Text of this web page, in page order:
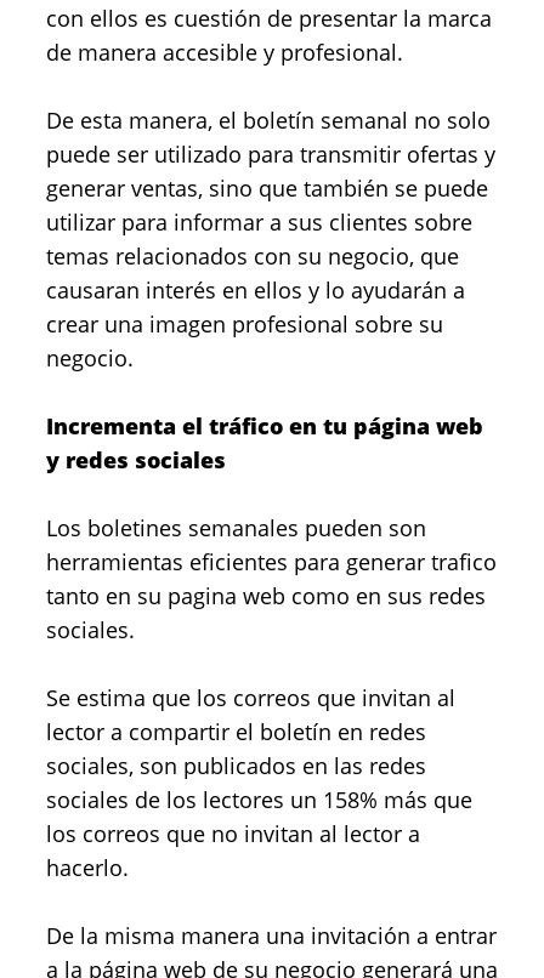
con ellos es cuestión de presentar la marca
de manera accesible y profesional.
De esta manera, el boletín semanal no solo
puede ser utilizado para transmitir ofertas y
generar ventas, sino que también se puede
utilizar para informar a sus clientes sobre
temas relacionados con su negocio, que
causaran interés en ellos y lo ayudarán a
crear una imagen profesional sobre su
negocio.
Incrementa el tráfico en tu página web
y redes sociales
Los boletines semanales pueden son
herramientas eficientes para generar trafico
tanto en su pagina web como en sus redes
sociales.
Se estima que los correos que invitan al
lector a compartir el boletín en redes
sociales, son publicados en las redes
sociales de los lectores un 158% más que
los correos que no invitan al lector a
hacerlo.
De la misma manera una invitación a entrar
a la página web de su negocio generará una